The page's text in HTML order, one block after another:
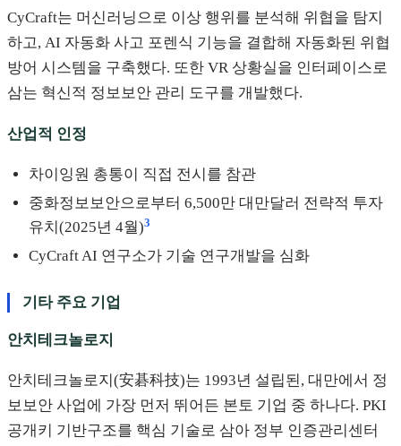
CyCraft는 머신러닝으로 이상 행위를 분석해 위협을 탐지
하고, AI 자동화 사고 포렌식 기능을 결합해 자동화된 위협
방어 시스템을 구축했다. 또한 VR 상황실을 인터페이스로
삼는 혁신적 정보보안 관리 도구를 개발했다.
산업적 인정
차이잉원 총통이 직접 전시를 참관
중화정보보안으로부터 6,500만 대만달러 전략적 투자
유치(2025년 4월)3
CyCraft AI 연구소가 기술 연구개발을 심화
기타 주요 기업
안치테크놀로지
안치테크놀로지(安碁科技)는 1993년 설립된, 대만에서 정
보보안 사업에 가장 먼저 뛰어든 본토 기업 중 하나다. PKI
공개키 기반구조를 핵심 기술로 삼아 정부 인증관리센터